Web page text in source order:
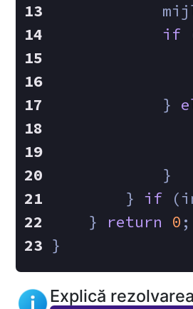
if
            }
            }
        }
if
    }
return 0 ;
}
Explică rezolvarea